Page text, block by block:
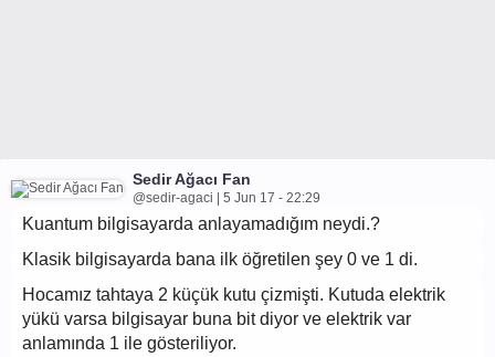
Sedir Ağacı Fan
@sedir-agaci | 5 Jun 17 - 22:29
Kuantum bilgisayarda anlayamadığım neydi.?
Klasik bilgisayarda bana ilk öğretilen şey 0 ve 1 di.
Hocamız tahtaya 2 küçük kutu çizmişti. Kutuda elektrik
yükü varsa bilgisayar buna bit diyor ve elektrik var
anlamında 1 ile gösteriliyor.